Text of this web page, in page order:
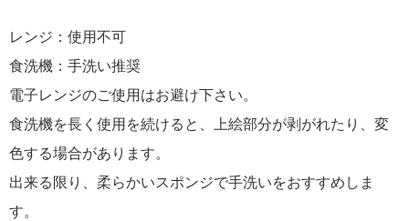
レンジ：使用不可
食洗機：手洗い推奨
電子レンジのご使用はお避け下さい。
食洗機を長く使用を続けると、上絵部分が剥がれたり、変
色する場合があります。
出来る限り、柔らかいスポンジで手洗いをおすすめしま
す。